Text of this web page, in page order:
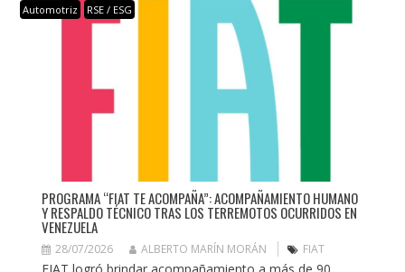
Automotriz RSE / ESG
PROGRAMA “FIAT TE ACOMPAÑA”: ACOMPAÑAMIENTO HUMANO
Y RESPALDO TÉCNICO TRAS LOS TERREMOTOS OCURRIDOS EN
VENEZUELA
28/07/2026 ALBERTO MARÍN MORÁN FIAT
FIAT logró brindar acompañamiento a más de 90